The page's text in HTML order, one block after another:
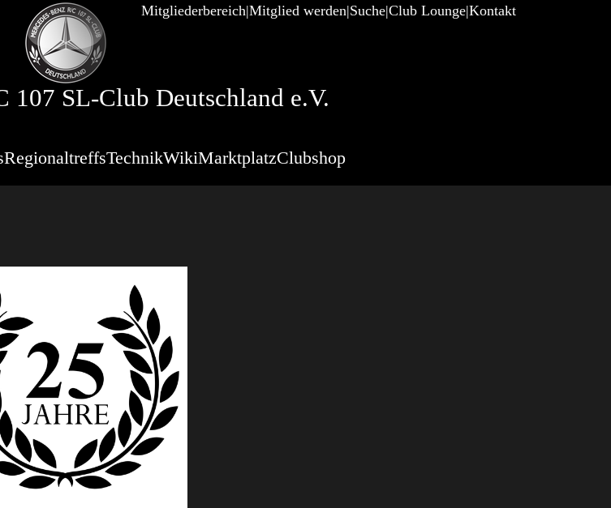
Mitgliederbereich Mitglied werden Suche Club Lounge Kontakt
107 SL-Club Deutschland e.V.
RegionaltreffsTechnikWikiMarktplatzClubshop